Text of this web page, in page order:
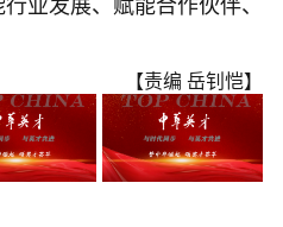
业发展、赋能合作伙伴、
【责编 岳钊恺】